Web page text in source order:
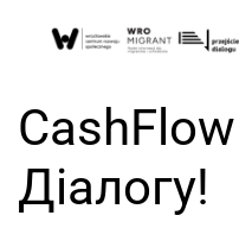
Діалогу!